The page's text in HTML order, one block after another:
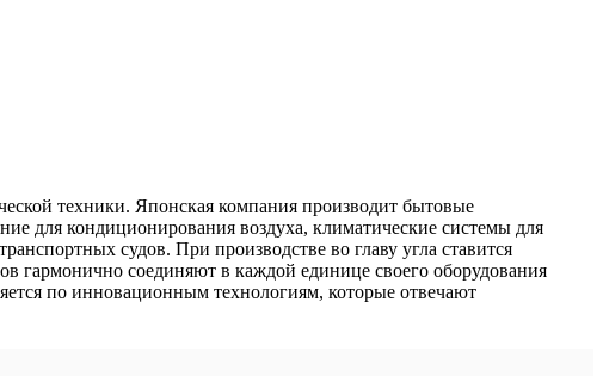
техники. Японская компания производит бытовые
для кондиционирования воздуха, климатические системы для
судов. При производстве во главу угла ставится
соединяют в каждой единице своего оборудования
по инновационным технологиям, которые отвечают